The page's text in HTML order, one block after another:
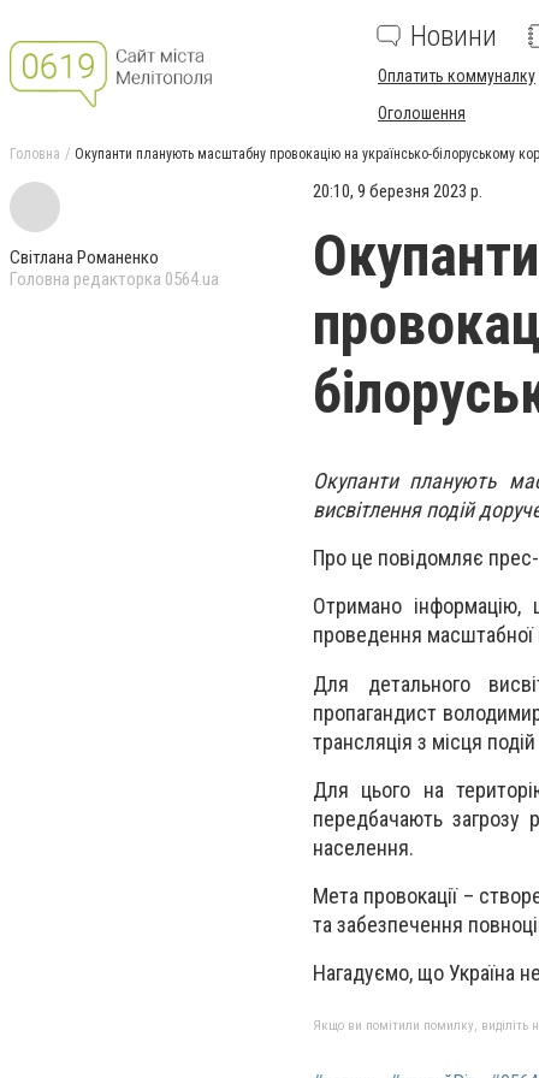
Новини
Оплатить коммуналку
Оголошення
Головна Окупанти планують масштабну провокацію на українсько-білоруському
Світлана Романенко
Головна редакторка 0564.ua
20:10, 9 березня 2023 р.
Окупанти планують
висвітлення подій
Про це повідомляє
Отримано
проведення масштабної
Для детального
пропагандист
трансляція з місця
Для цього на
передбачають загрозу
населення.
Мета провокації –
та забезпечення
Нагадуємо, що Україна
Якщо ви помітили помилку, виділіть